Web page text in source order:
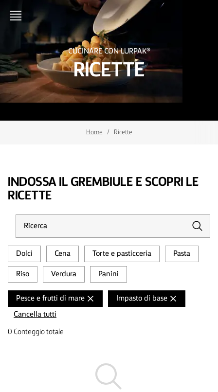
CUCINARE CON LURPAK®
RICETTE
Home Ricette
INDOSSA IL GREMBIULE E SCOPRI LE
RICETTE
Dolci Cena Torte e pasticceria Pasta
Riso Verdura Panini
Pesce e frutti di mare Impasto di base
Cancella tutti
0 Conteggio totale